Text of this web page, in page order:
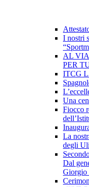
I nostri
AL
PER
ITCG
Una
Fiocco
La
degli
Dal
Giorgio